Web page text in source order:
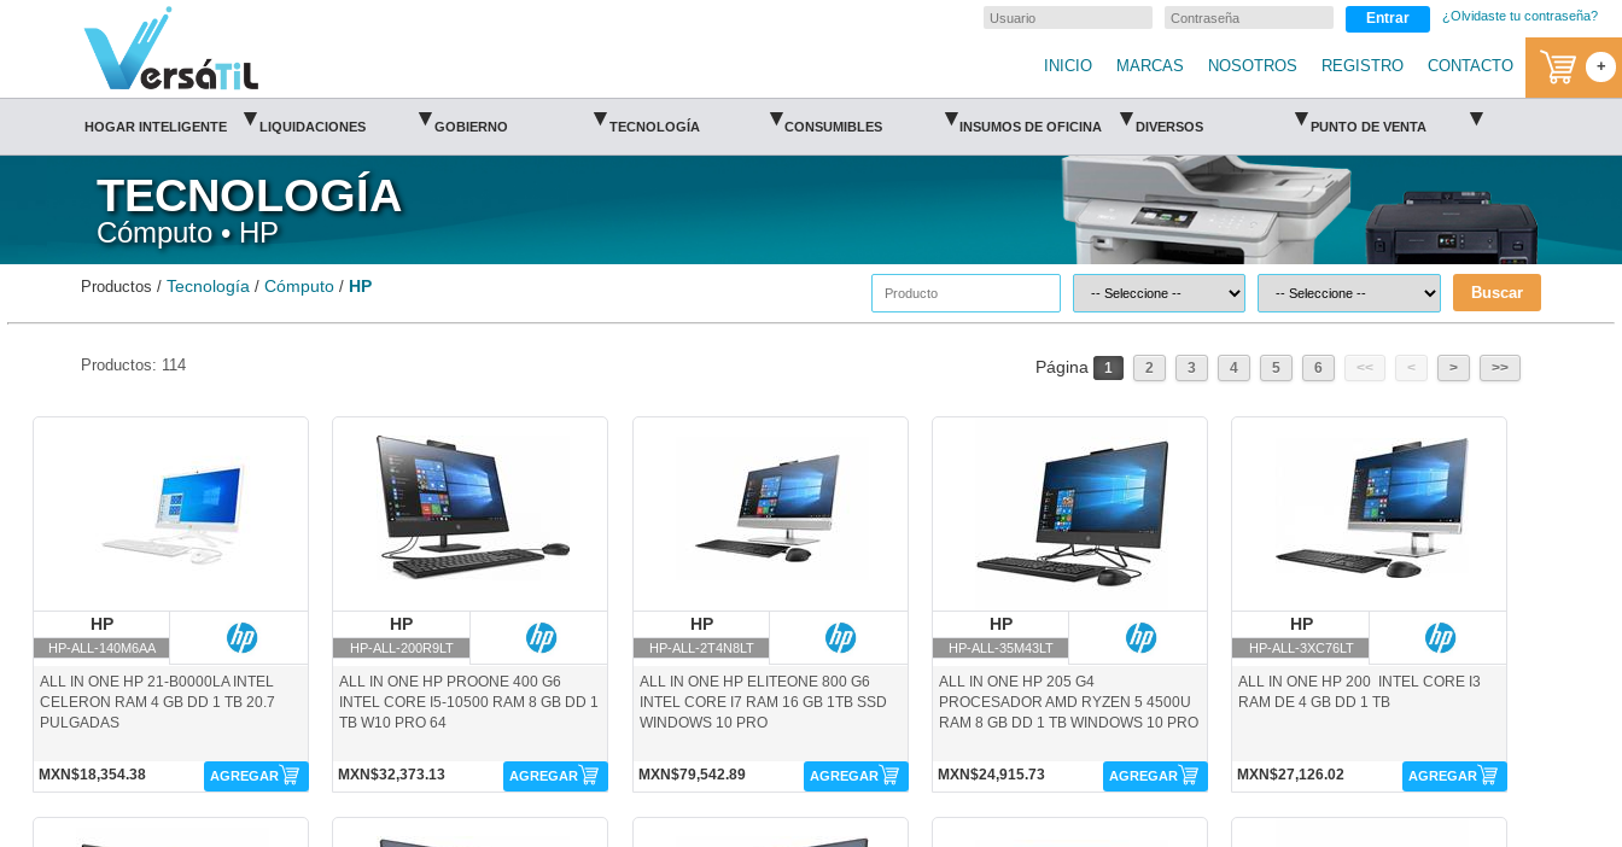
HP/Cómputo/Tecnología(1)|Versátil TI Entrar ¿Olvidaste tu contraseña?
INICIO MARCAS NOSOTROS REGISTRO CONTACTO +
HOGAR INTELIGENTE ▾ LIQUIDACIONES ▾ GOBIERNO ▾ TECNOLOGÍA ▾ CONSUMIBLES ▾ INSUMOS DE OFICINA ▾ DIVERSOS ▾ PUNTO DE VENTA ▾
TECNOLOGÍA
Cómputo • HP
Productos / Tecnología /Cómputo / HP Buscar
Productos: 114 Página 1 2 3 4 5 6 << < > >>
HP
HP-ALL-140M6AA
ALL IN ONE HP 21-B0000LA INTEL
CELERON RAM 4 GB DD 1 TB 20.7
PULGADAS
MXN$18,354.38 AGREGAR
HP
HP-ALL-200R9LT
ALL IN ONE HP PROONE 400 G6
INTEL CORE I5-10500 RAM 8 GB DD 1
TB W10 PRO 64
MXN$32,373.13 AGREGAR
HP
HP-ALL-2T4N8LT
ALL IN ONE HP ELITEONE 800 G6
INTEL CORE I7 RAM 16 GB 1TB SSD
WINDOWS 10 PRO
MXN$79,542.89 AGREGAR
HP
HP-ALL-35M43LT
ALL IN ONE HP 205 G4
PROCESADOR AMD RYZEN 5 4500U
RAM 8 GB DD 1 TB WINDOWS 10 PRO
MXN$24,915.73 AGREGAR
HP
HP-ALL-3XC76LT
ALL IN ONE HP 200 INTEL CORE I3
RAM DE 4 GB DD 1 TB
MXN$27,126.02 AGREGAR